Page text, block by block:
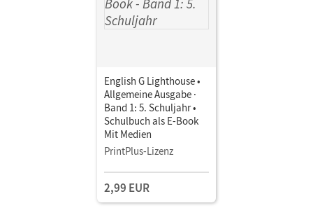
English G Lighthouse •
Allgemeine Ausgabe ·
Band 1: 5. Schuljahr •
Schulbuch als E-Book
Mit Medien
PrintPlus-Lizenz
2,99 EUR